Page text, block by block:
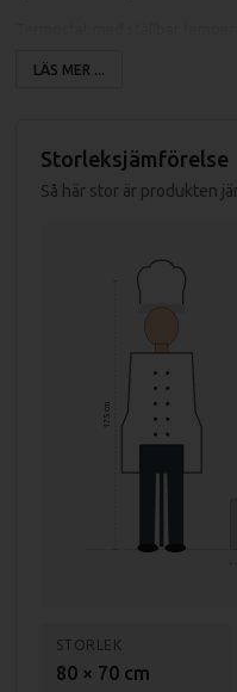
Stekhällen är tillverkad helt i
Specifikationer fritös FTH 70/
Mått förpackning: 840x800x390
Vikt (netto): 66 kg
Anslutning: 400V, 3-fas
LÄS MER ...
Storleksjämförelse
Så här stor är produkten
175 cm
STORLEK
80 × 70 cm